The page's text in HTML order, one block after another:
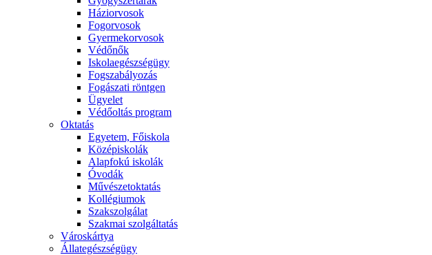
Háziorvosok
Fogorvosok
Gyermekorvosok
Védőnők
Iskolaegészségügy
Fogszabályozás
Fogászati röntgen
Ügyelet
Védőoltás program
Oktatás
Egyetem, Főiskola
Középiskolák
Alapfokú iskolák
Óvodák
Művészetoktatás
Kollégiumok
Szakszolgálat
Szakmai szolgáltatás
Városkártya
Állategészségügy